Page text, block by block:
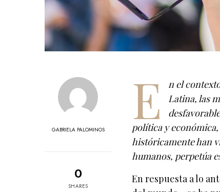
GABRIELA PALOMINOS
0
SHARES
E
n el
Latina, las
política y
históricamente han
humanos, perpetúa
En respuesta a lo